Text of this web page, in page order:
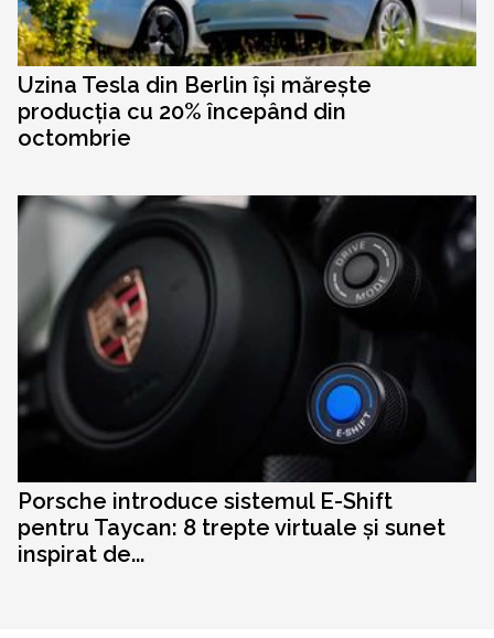
Uzina Tesla din Berlin își mărește
producția cu 20% începând din
octombrie
Porsche introduce sistemul E-Shift
pentru Taycan: 8 trepte virtuale și sunet
inspirat de...